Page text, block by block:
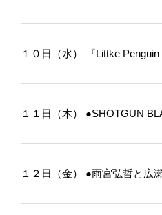
１０日（水） 『Littke Penguin
１１日（木） ●SHOTGUN
１２日（金） ●雨宮弘哲と広